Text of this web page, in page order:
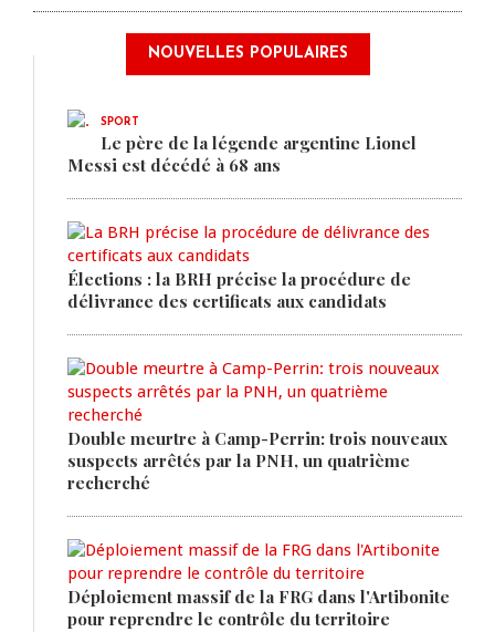
NOUVELLES POPULAIRES
SPORT
Le père de la légende argentine Lionel
Messi est décédé à 68 ans
Élections : la BRH précise la procédure de
délivrance des certificats aux candidats
Double meurtre à Camp-Perrin: trois nouveaux
suspects arrêtés par la PNH, un quatrième
recherché
Déploiement massif de la FRG dans l'Artibonite
pour reprendre le contrôle du territoire